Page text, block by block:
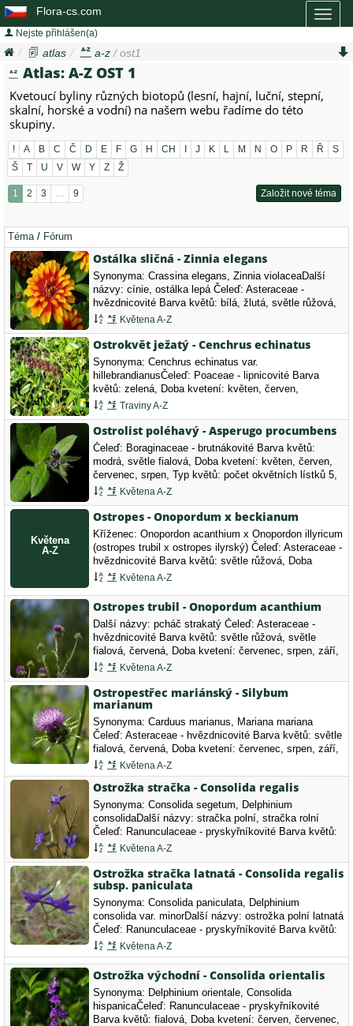
Flora-cs.com
Nejste přihlášen(a)
atlas a-z / ost1
Atlas: A-Z OST 1
Kvetoucí byliny různých biotopů (lesní, hajní, luční, stepní,
skalní, horské a vodní) na našem webu řadíme do této
skupiny.
! A B C Č D E F G H CH J K L M N O P R Ř
S
Š
T U V W Y Z Ž
1 2 3 … 9 Založit nové téma
Téma/ Fórum
Ostálka sličná - Zinnia elegans
Synonyma: Crassina elegans, Zinnia violaceaDalší
názvy: cínie, ostálka lepá Čeleď: Asteraceae -
hvězdnicovité Barva květů: bílá, žlutá, světle růžová,
světle fialová, červená, Doba kvetení: červen,
Květena A-Z
Ostrokvět ježatý - Cenchrus echinatus
Synonyma: Cenchrus echinatus var.
hillebrandianusČeleď: Poaceae - lipnicovité Barva
květů: zelená, Doba kvetení: květen, červen,
červenec.Traviny A-Z
Ostrolist poléhavý - Asperugo procumbens
Čeleď: Boraginaceae - brutnákovité Barva květů:
modrá, světle fialová, Doba kvetení: květen, červen,
červenec, srpen, Typ květů: počet okvětních lístků 5,
C3 ohrožený druh
Květena A-Z
Ostropes - Onopordum x beckianum
Kříženec: Onopordon acanthium x Onopordon illyricum
(ostropes trubil x ostropes ilyrský) Čeleď: Asteraceae -
hvězdnicovité Barva květů: světle růžová, Doba
kvetení: červen, červenec, srpen, září, Typ květů:
Květena A-Z
Ostropes trubil - Onopordum acanthium
Další názvy: pcháč strakatý Čeleď: Asteraceae -
hvězdnicovité Barva květů: světle růžová, světle
fialová, červená, Doba kvetení: červenec, srpen, září,
Typ květů: květy s více než 7 lístky.
Květena A-Z
Ostropestřec mariánský - Silybum
marianum
Synonyma: Carduus marianus, Mariana mariana
Čeleď: Asteraceae - hvězdnicovité Barva květů: světle
fialová, červená, Doba kvetení: červenec, srpen, září,
Typ květů: květy s více než 7 lístky.
Květena A-Z
Ostrožka stračka - Consolida regalis
Synonyma: Consolida segetum, Delphinium
consolidaDalší názvy: stračka polní, stračka rolní
Čeleď: Ranunculaceae - pryskyřníkovité Barva květů:
modrá, tmavě růžová, Doba kvetení: květen, červen,
Květena A-Z
Ostrožka stračka latnatá - Consolida regalis
subsp. paniculata
Synonyma: Consolida paniculata, Delphinium
consolida var. minorDalší názvy: ostrožka polní latnatá
Čeleď: Ranunculaceae - pryskyřníkovité Barva květů:
světle fialová, Doba kvetení: květen, červen,
červenec, srpen, Typ květů: květy…
Květena A-Z
Ostrožka východní - Consolida orientalis
Synonyma: Delphinium orientale, Consolida
hispanicaČeleď: Ranunculaceae - pryskyřníkovité
Barva květů: fialová, Doba kvetení: červen, červenec,